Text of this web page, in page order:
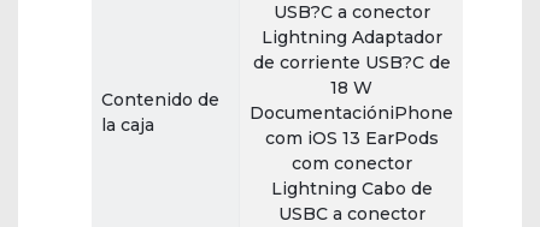
Contenido de
la caja
USB?C a conector
Lightning Adaptador
de corriente USB?C de
18 W
DocumentacióniPhone
com iOS 13 EarPods
com conector
Lightning Cabo de
USBC a conector